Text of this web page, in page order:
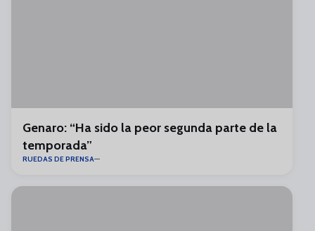
Genaro: “Ha sido la peor segunda parte de la
temporada”
RUEDAS DE PRENSA